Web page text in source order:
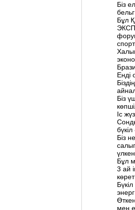
Біз
Бұл
Енді
Біз
Іс
Біз
Бұл
3 ай
мен